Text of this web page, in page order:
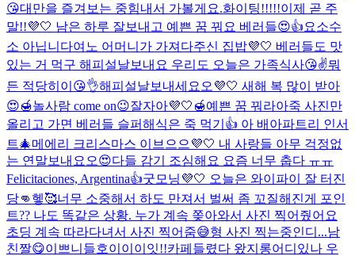
😘대만을 즐겨보는 중힘내서 가볼게요.화이팅!!!!!이제 곧 주
말!!💜🤍 남은 하루 잘보내고 예쁜 꿈 꿔요 베러들😍👍요소수
소 아닙니다여노 어머니가 가져다주신 집밥💜🤍 베러들도 맛
있는 거 먹구 해피설날보내요 우리도 오늘은 가족식사😘✌️뭐
든 적당히이😘👌해피설날보내세요오💜🤍 새해 복 많이 받아
😍🍯놀사람 come on😉잘자아💜🤍🍯예쁜 꿈 꿔라아죽 사진만
올리고 가면 베러들 슬퍼해 식은 죽 먹기👍 아 배아파트리 인서
트🎄메에리 크리스마스 이브으으💜🤍 내 사랑들 아무 걱정없
는 연말보내요오😍다들 감기 조심해요 요즘 너무 춥다 ㅠㅠ
Felicitaciones, Argentina👍굿모닝💜🤍 오늘은 와이파이 잘 터진
당👊헿🥰너무 소중해서 하도 만져서 벌써 좀 꼬질해진게 포인
트?? 나도 똑같은 상황. 누가 계속 쫒아와서 사진 찍어줬어요
초딩 계속 따라다녀서 사진 찍어줌😅형 사진 찍는중인디...남
친짤😋이쁘니들호이이이잇!!카페들렸다 왔지롱어디있나 우